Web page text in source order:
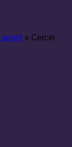
argint» Cercei